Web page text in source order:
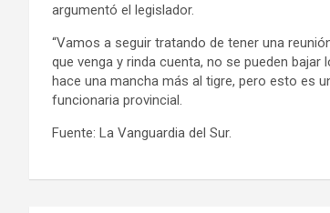
argumentó el legislador.
“Vamos a seguir tratando de tener una
que venga y rinda cuenta, no se pueden
hace una mancha más al tigre, pero esto es
funcionaria provincial.
Fuente: La Vanguardia del Sur.